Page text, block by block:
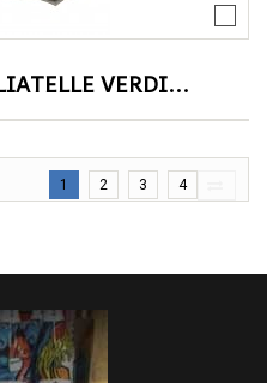
VERDI...
1 2 3 4